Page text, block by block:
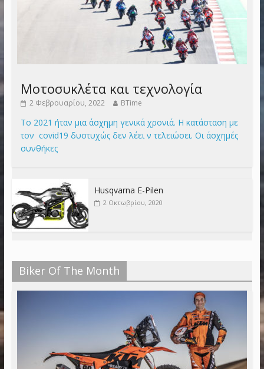
Μοτοσυκλέτα και τεχνολογία
2 Φεβρουαρίου, 2022 BTime
Το 2021 ήταν μια άσχημη γενικά χρονιά. Η κατάσταση με
τον covid19 δυστυχώς δεν λέει ν τελειώσει. Οι άσχημές
συνθήκες
Husqvarna E-Pilen
2 Οκτωβρίου, 2020
Biker Of The Month